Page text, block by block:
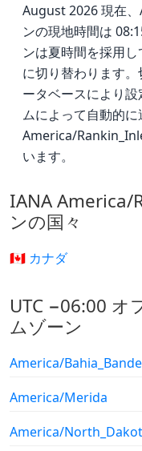
August 2026 現在
ンの現地時間は
ンは夏時間を採用
に切り替わります
ータベースにより
ムによって自動的に
America/
います。
IANA America/
ンの国々
🇨🇦 カナダ
UTC −06:00 オ
ムゾーン
America/
America/Merida
America/